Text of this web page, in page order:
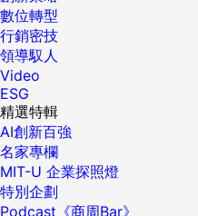
數位轉型
行銷密技
領導馭人
Video
ESG
精選特輯
AI創新百強
名家專欄
MIT-U 企業探照燈
特別企劃
Podcast《商周Bar》